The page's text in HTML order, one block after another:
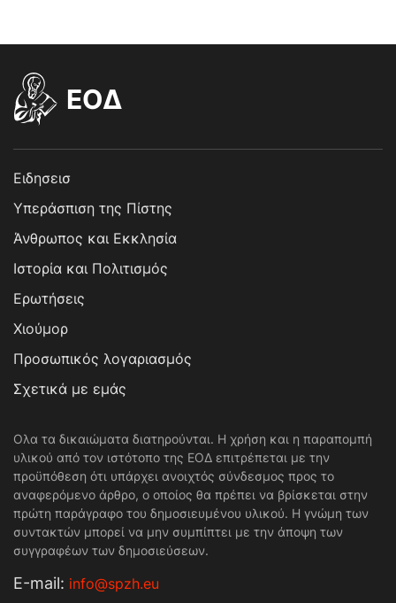
EOΔ
Ειδησεισ
Υπεράσπιση της Πίστης
Άνθρωπος και Εκκλησία
Ιστορία και Πολιτισμός
Ερωτήσεις
Χιούμορ
Προσωπικός λογαριασμός
Σχετικά με εμάς
Ολα τα δικαιώματα διατηρούνται. Η χρήση και η παραπομπή
υλικού από τον ιστότοπο της ΕΟΔ επιτρέπεται με την
προϋπόθεση ότι υπάρχει ανοιχτός σύνδεσμος προς το
αναφερόμενο άρθρο, ο οποίος θα πρέπει να βρίσκεται στην
πρώτη παράγραφο του δημοσιευμένου υλικού. Η γνώμη των
συντακτών μπορεί να μην συμπίπτει με την άποψη των
συγγραφέων των δημοσιεύσεων.
Е-mail: info@spzh.eu